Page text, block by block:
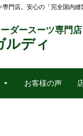
門店。安心の「完全国内縫
ダースーツ専門店
ルディ
お客様の声